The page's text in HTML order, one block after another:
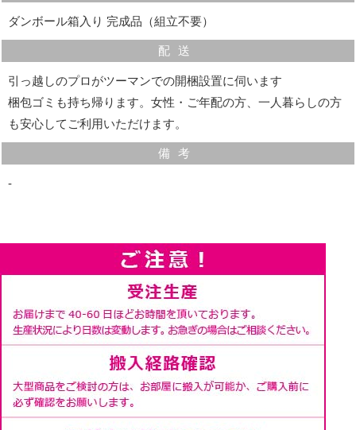
配線用切り欠き
幅98・120・146サイズには天板部分に配線用の切り欠き
が加工されています。
ダンボール箱入り 完成品（組立不要）
配送
引っ越しのプロがツーマンでの開梱設置に伺います
梱包ゴミも持ち帰ります。女性・ご年配の方、一人暮らしの方
も安心してご利用いただけます。
備考
‐